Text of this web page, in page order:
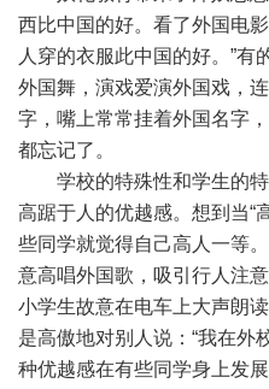
西比中国的好。看了外国电
人穿的衣服此中国的好。”
外国舞，演戏爱演外国戏，
字，嘴上常常挂着外国名字
都忘记了。
学校的特殊性和学生的特
高踞于人的优越感。想到当“
些同学就觉得自己高人一等
意高唱外国歌，吸引行人注
小学生故意在电车上大声朗
是高傲地对别人说：“我在外
种优越感在有些同学身上发